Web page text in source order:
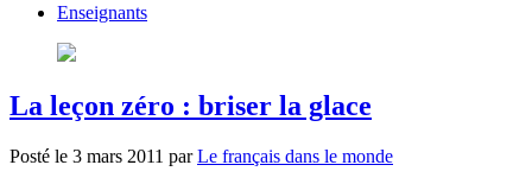
Enseignants
La leçon zéro : briser la glace
Posté le 3 mars 2011 par Le français dans le monde